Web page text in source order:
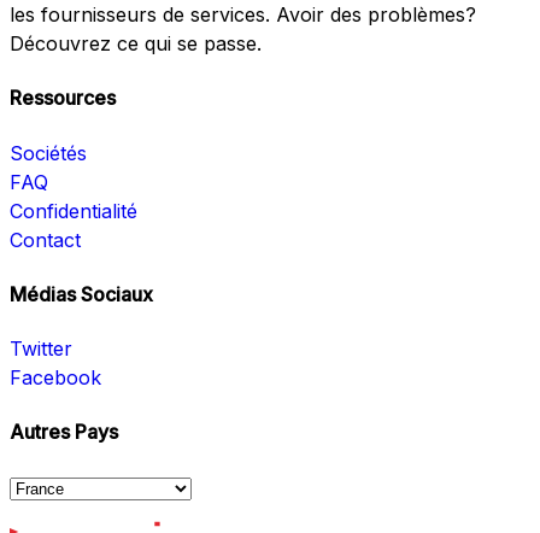
les fournisseurs de services. Avoir des problèmes?
Découvrez ce qui se passe.
Ressources
Sociétés
FAQ
Confidentialité
Contact
Médias Sociaux
Twitter
Facebook
Autres Pays